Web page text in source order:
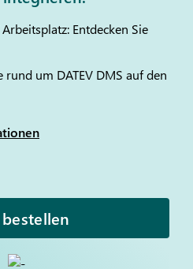
Arbeitsplatz: Entdecken Sie
rund um DATEV DMS auf den